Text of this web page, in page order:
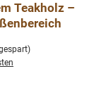
Teakholz –